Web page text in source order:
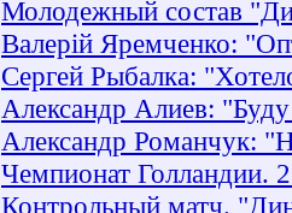
Молодежный состав
Валерій Яремченко:
Сергей Рыбалка:
Александр Алиев:
Александр Романчук:
Чемпионат Голландии.
Контрольный матч.